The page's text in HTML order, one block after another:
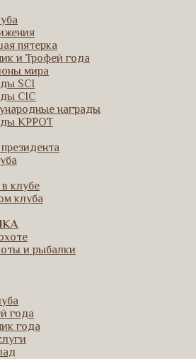
пятерка
и Трофей года
мира
SCI
CIC
награды
КРРОТ
клубе
клуба
и рыбалки
года
года